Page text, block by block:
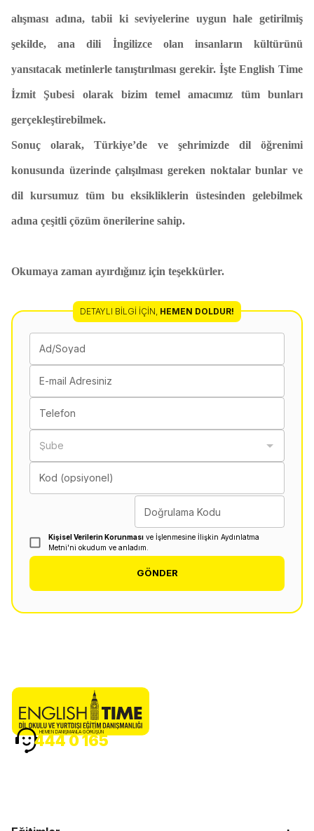
alışması adına, tabii ki seviyelerine uygun hale getirilmiş
şekilde, ana dili İngilizce olan insanların kültürünü
yansıtacak metinlerle tanıştırılması gerekir. İşte English Time
İzmit Şubesi olarak bizim temel amacımız tüm bunları
gerçekleştirebilmek.
Sonuç olarak, Türkiye’de ve şehrimizde dil öğrenimi
konusunda üzerinde çalışılması gereken noktalar bunlar ve
dil kursumuz tüm bu eksikliklerin üstesinden gelebilmek
adına çeşitli çözüm önerilerine sahip.
Okumaya zaman ayırdığınız için teşekkürler.
DETAYLI BILGI İÇIN HEMEN DOLDUR!
Ad/Soyad
E-mail Adresiniz
Telefon
Şube
Kod (opsiyonel)
Doğrulama Kodu
Kişisel Verilerin Korunması ve İşlenmesine İlişkin Aydınlatma
Metni'ni okudum ve anladım.
GÖNDER
HEMEN DANIŞMANLA GÖRÜŞÜN
444 0 165